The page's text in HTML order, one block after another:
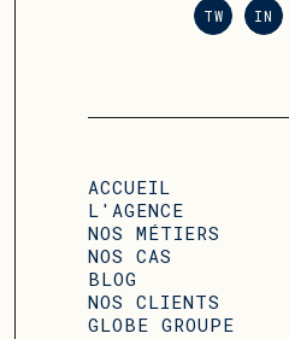
TW IN
ACCUEIL
L'AGENCE
NOS MÉTIERS
NOS CAS
BLOG
NOS CLIENTS
GLOBE GROUPE